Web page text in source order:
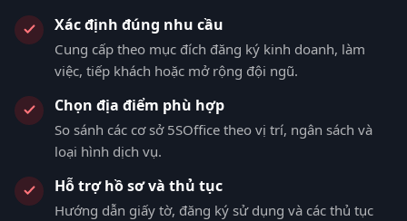
Xác định đúng nhu cầu
Cung cấp theo mục đích đăng ký kinh doanh, làm
việc, tiếp khách hoặc mở rộng đội ngũ.
Chọn địa điểm phù hợp
So sánh các cơ sở 5SOffice theo vị trí, ngân sách và
loại hình dịch vụ.
Hỗ trợ hồ sơ và thủ tục
Hướng dẫn giấy tờ, đăng ký sử dụng và các thủ tục